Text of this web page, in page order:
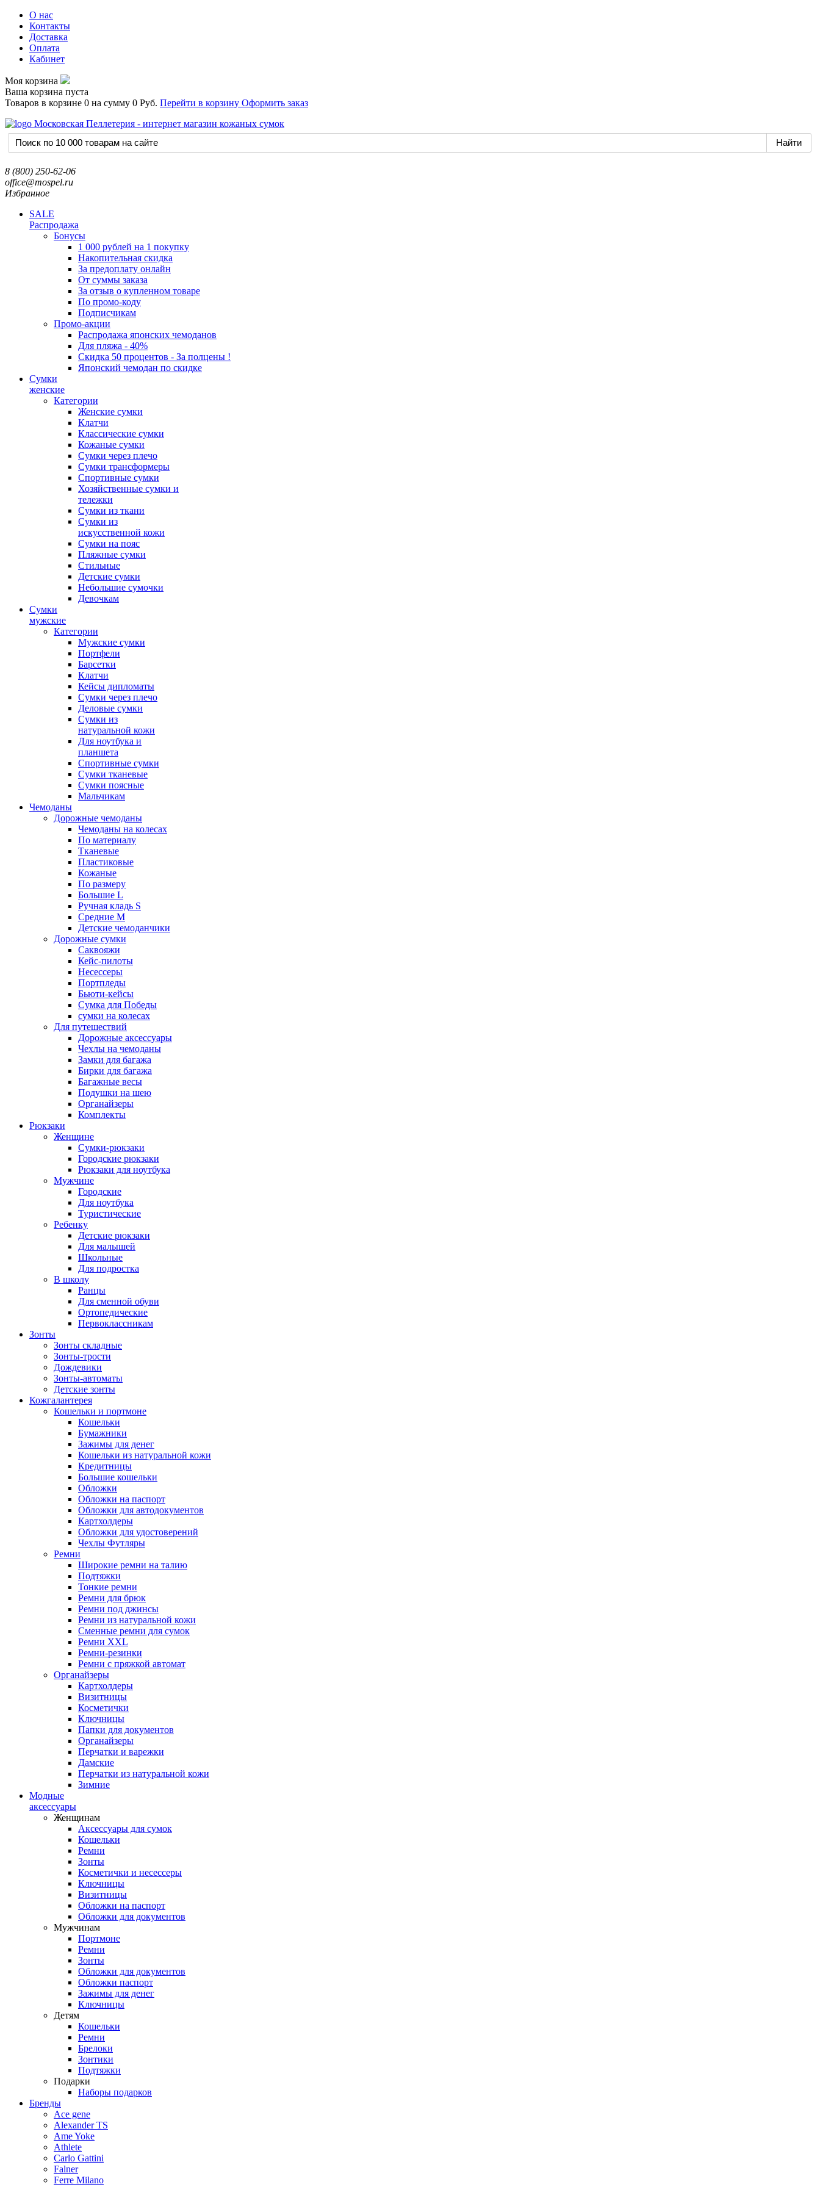
О нас
Контакты
Доставка
Оплата
Кабинет
Моя корзина
Ваша корзина пуста
Товаров в корзине 0 на сумму 0 Руб. Перейти в корзину Оформить заказ
8 (800) 250-62-06
office@mospel.ru
Избранное
SALE
Распродажа
Бонусы
1 000 рублей на 1 покупку
Накопительная скидка
За предоплату онлайн
От суммы заказа
За отзыв о купленном товаре
По промо-коду
Подписчикам
Промо-акции
Распродажа японских чемоданов
Для пляжа - 40%
Скидка 50 процентов - За полцены !
Японский чемодан по скидке
Сумки
женские
Категории
Женские сумки
Клатчи
Классические сумки
Кожаные сумки
Сумки через плечо
Сумки трансформеры
Спортивные сумки
Хозяйственные сумки и
тележки
Сумки из ткани
Сумки из
искусственной кожи
Сумки на пояс
Пляжные сумки
Стильные
Детские сумки
Небольшие сумочки
Девочкам
Сумки
мужские
Категории
Мужские сумки
Портфели
Барсетки
Клатчи
Кейсы дипломаты
Сумки через плечо
Деловые сумки
Сумки из
натуральной кожи
Для ноутбука и
планшета
Спортивные сумки
Сумки тканевые
Сумки поясные
Мальчикам
Чемоданы
Дорожные чемоданы
Чемоданы на колесах
По материалу
Тканевые
Пластиковые
Кожаные
По размеру
Большие L
Ручная кладь S
Средние M
Детские чемоданчики
Дорожные сумки
Саквояжи
Кейс-пилоты
Несессеры
Портпледы
Бьюти-кейсы
Сумка для Победы
сумки на колесах
Для путешествий
Дорожные аксессуары
Чехлы на чемоданы
Замки для багажа
Бирки для багажа
Багажные весы
Подушки на шею
Органайзеры
Комплекты
Рюкзаки
Женщине
Сумки-рюкзаки
Городские рюкзаки
Рюкзаки для ноутбука
Мужчине
Городские
Для ноутбука
Туристические
Ребенку
Детские рюкзаки
Для малышей
Школьные
Для подростка
В школу
Ранцы
Для сменной обуви
Ортопедические
Первоклассникам
Зонты
Зонты складные
Зонты-трости
Дождевики
Зонты-автоматы
Детские зонты
Кожгалантерея
Кошельки и портмоне
Кошельки
Бумажники
Зажимы для денег
Кошельки из натуральной кожи
Кредитницы
Большие кошельки
Обложки
Обложки на паспорт
Обложки для автодокументов
Картхолдеры
Обложки для удостоверений
Чехлы Футляры
Ремни
Широкие ремни на талию
Подтяжки
Тонкие ремни
Ремни для брюк
Ремни под джинсы
Ремни из натуральной кожи
Сменные ремни для сумок
Ремни XXL
Ремни-резинки
Ремни с пряжкой автомат
Органайзеры
Картхолдеры
Визитницы
Косметички
Ключницы
Папки для документов
Органайзеры
Перчатки и варежки
Дамские
Перчатки из натуральной кожи
Зимние
Модные
аксессуары
Женщинам
Аксессуары для сумок
Кошельки
Ремни
Зонты
Косметички и несессеры
Ключницы
Визитницы
Обложки на паспорт
Обложки для документов
Мужчинам
Портмоне
Ремни
Зонты
Обложки для документов
Обложки паспорт
Зажимы для денег
Ключницы
Детям
Кошельки
Ремни
Брелоки
Зонтики
Подтяжки
Подарки
Наборы подарков
Бренды
Ace gene
Alexander TS
Ame Yoke
Athlete
Carlo Gattini
Falner
Ferre Milano